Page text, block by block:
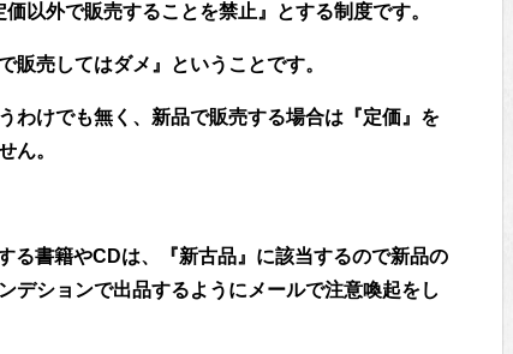
以外で販売することを禁止』とする制度です。
販売してはダメ』ということです。
わけでも無く、新品で販売する場合は『定価』を
ん。
る書籍やCDは、『新古品』に該当するので新品の
デションで出品するようにメールで注意喚起をし